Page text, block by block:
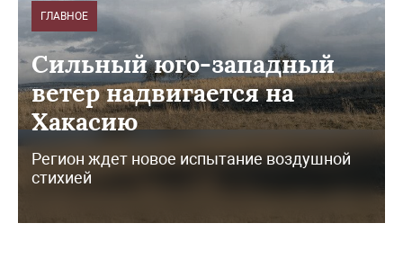
ГЛАВНОЕ
Сильный юго-западный
ветер надвигается на
Хакасию
Регион ждет новое испытание воздушной
стихией